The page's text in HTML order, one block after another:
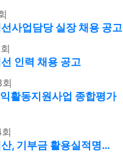
사업담당 실장 채용 공고
회
인력 채용 공고
회
활동지원사업 종합평가
회
, 기부금 활용실적명…